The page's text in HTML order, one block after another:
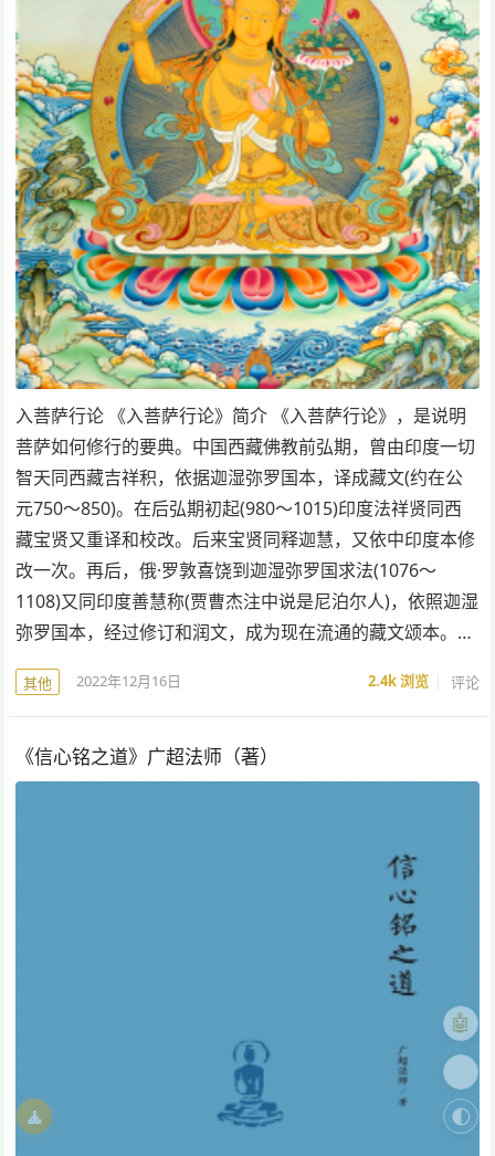
入菩萨行论 《入菩萨行论》简介 《入菩萨行论》，是说明
菩萨如何修行的要典。中国西藏佛教前弘期，曾由印度一切
智天同西藏吉祥积，依据迦湿弥罗国本，译成藏文(约在公
元750～850)。在后弘期初起(980～1015)印度法祥贤同西
藏宝贤又重译和校改。后来宝贤同释迦慧，又依中印度本修
改一次。再后，俄·罗敦喜饶到迦湿弥罗国求法(1076～
1108)又同印度善慧称(贾曹杰注中说是尼泊尔人)，依照迦湿
弥罗国本，经过修订和润文，成为现在流通的藏文颂本。…
其他 2022年12月16日 2.4k浏览 评论
《信心铭之道》广超法师（著）
🌓
🧘
🤖